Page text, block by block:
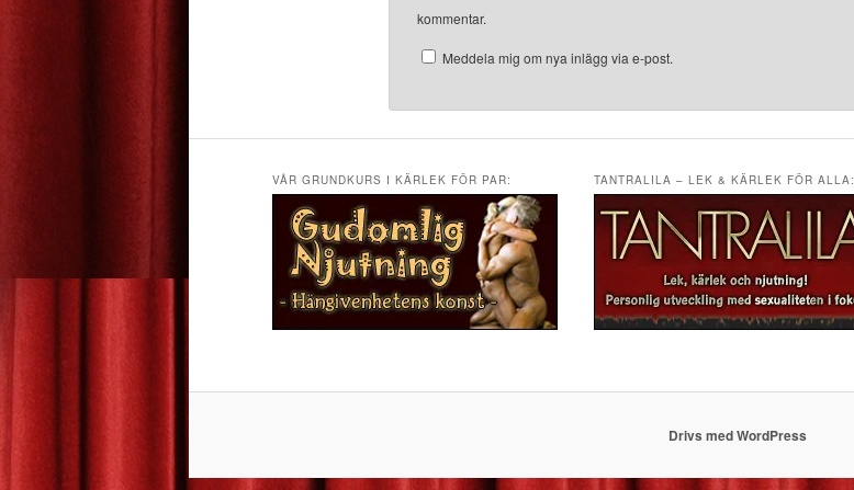
kommentar.
Meddela mig om nya inlägg via e-post.
VÅR GRUNDKURS I KÄRLEK FÖR PAR: TANTRALILA – LEK & KÄRLEK FÖR ALLA:
Drivs med WordPress